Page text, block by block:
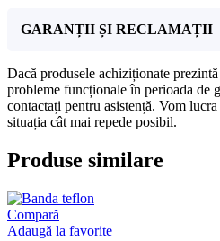
GARANȚII ȘI RECLAMAȚII
Dacă produsele achiziționate
probleme funcționale în perioada de
contactați pentru asistență. Vom
situația cât mai repede posibil.
Produse similare
Compară
Adaugă la favorite